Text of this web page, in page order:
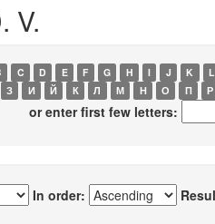
V.
C D E F G H I J K L
З И Й К Л М Н О П Р
or enter first few letters:
In order: